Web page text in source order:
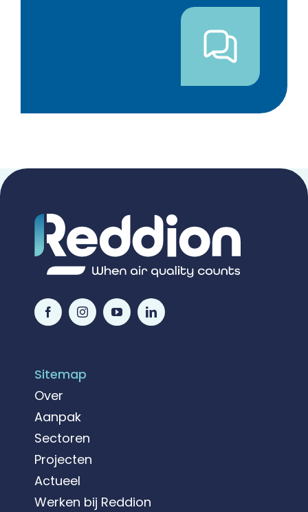
Sitemap
Over
Aanpak
Sectoren
Projecten
Actueel
Werken bij Reddion